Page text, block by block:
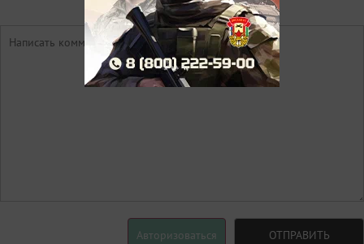
Авторизоваться ОТПРАВИТЬ